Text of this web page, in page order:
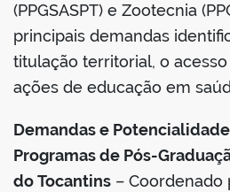
(PPGSASPT) e Zootecnia
principais demandas
titulação territorial, o
ações de educação em
Demandas e
Programas de Pós-
do Tocantins –